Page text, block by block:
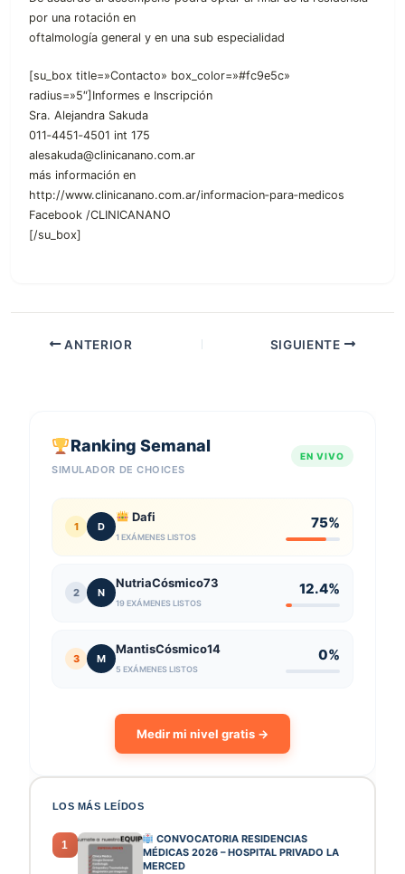
por una rotación en
oftalmología general y en una sub especialidad
[su_box title=»Contacto» box_color=»#fc9e5c»
radius=»5″]Informes e Inscripción
Sra. Alejandra Sakuda
011‐4451‐4501 int 175
alesakuda@clinicanano.com.ar
más información en
http://www.clinicanano.com.ar/informacion‐para‐medicos
Facebook /CLINICANANO
[/su_box]
ANTERIOR SIGUIENTE
Ranking Semanal
SIMULADOR DE CHOICES
EN VIVO
1 D
Dafi
1 EXÁMENES LISTOS
75%
2 N
NutriaCósmico73
19 EXÁMENES LISTOS
12.4%
3 M
MantisCósmico14
5 EXÁMENES LISTOS
0%
Medir mi nivel gratis →
LOS MÁS LEÍDOS
1
CONVOCATORIA RESIDENCIAS
MÉDICAS 2026 – HOSPITAL PRIVADO LA
MERCED